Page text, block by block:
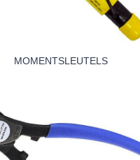
MOMENTSLEUTELS